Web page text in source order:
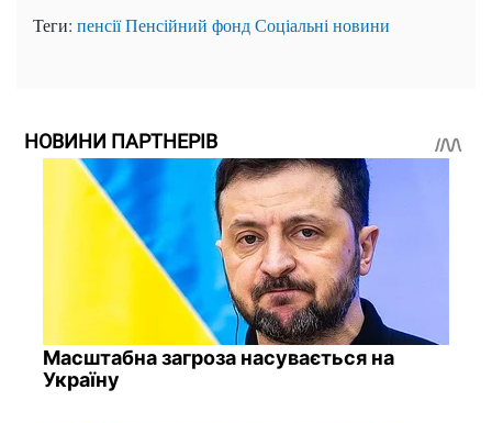
Теги: пенсіїПенсійний фондСоціальні новини
НОВИНИ ПАРТНЕРІВ
Масштабна загроза насувається на
Україну